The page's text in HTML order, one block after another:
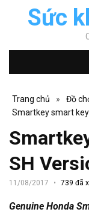
Sức
Trang chủ » Đồ
Smartkey smart
SH
11/08/2017 739 đã
Genuine Honda